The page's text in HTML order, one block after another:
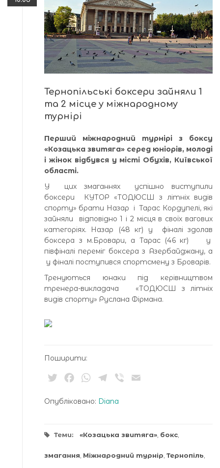
Тернопільські боксери зайняли 1
та 2 місце у міжнародному
турнірі
Перший міжнародний турнірі з боксу
«Козацька звитяга» серед юніорів, молоді
і жінок відбувся у місті Обухів, Київської
області.
У цих змаганнях успішно виступили
боксери КУТОР «ТОДЮСШ з літніх видів
спорту» брати Назар і Тарас Кордупелі, які
зайняли відповідно 1 і 2 місця в своїх вагових
категоріях. Назар (48 кг) у фіналі здолав
боксера з м.Бровари, а Тарас (46 кг) у
півфіналі переміг боксера з Азербайджану, а
у фіналі поступився спортсмену з Броварів.
Тренуються юнаки під керівництвом
тренера-викладача «ТОДЮСШ з літніх
видів спорту» Руслана Фірмана.
Поширити:
TwitterFacebookWhatsApp
Telegram
Viber
Опубліковано: Diana
Теми: «Козацька звитяга», бокс,
змагання, Міжнародний турнір, Тернопіль,